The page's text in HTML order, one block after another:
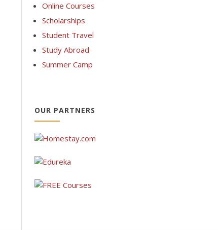
Online Courses
Scholarships
Student Travel
Study Abroad
Summer Camp
OUR PARTNERS